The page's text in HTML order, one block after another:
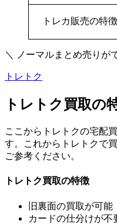
トレカ販売の特徴
＼ ノーマルまとめ売りが
トレトク
トレトク買取の
ここからトレトクの宅配
す。これからトレトクで
ご参考ください。
トレトク買取の特徴
旧裏面の買取が可能
カードの仕分けが不